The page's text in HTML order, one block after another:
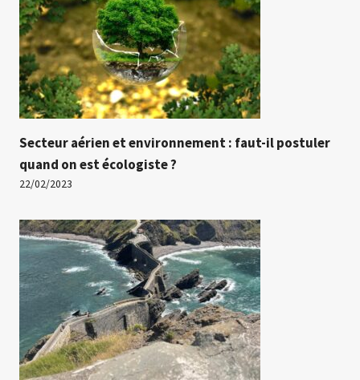
Secteur aérien et environnement : faut-il postuler
quand on est écologiste ?
22/02/2023